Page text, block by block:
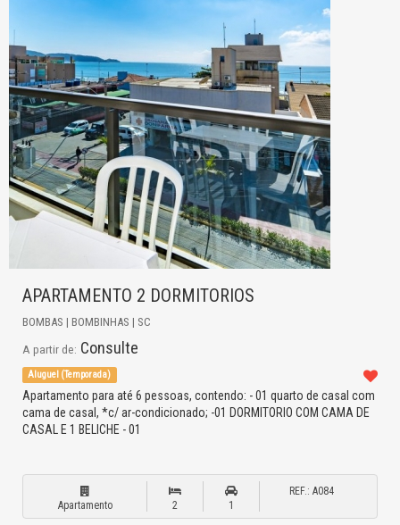
APARTAMENTO 2 DORMITORIOS
BOMBAS | BOMBINHAS | SC
A partir de: Consulte
Aluguel (Temporada)
Apartamento para até 6 pessoas, contendo: - 01 quarto de casal com
cama de casal, *c/ ar-condicionado; -01 DORMITORIO COM CAMA DE
CASAL E 1 BELICHE - 01
Apartamento 2 1
REF.: A084